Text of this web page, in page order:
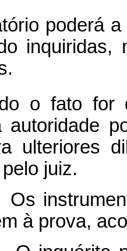
poderá
inquiridas,
o fato for
autoridade
ulteriores
juiz.
à prova,